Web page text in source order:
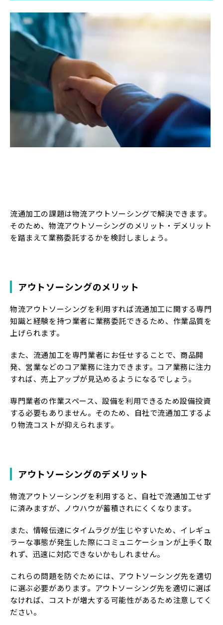
流通加工の課題は物流アウトソーシングで解決できます。
そのため、物流アウトソーシングのメリット・デメリット
を踏まえて業務委託するかを検討しましょう。
アウトソーシングのメリット
物流アウトソーシングを利用すれば流通加工に関する専門
知識と経験を持つ業者に業務委託できるため、作業品質を
上げられます。
また、流通加工を専門業者にお任せすることで、商品開
発、営業などのコア業務に注力できます。コア業務に注力
すれば、売上アップが見込めるようになるでしょう。
専門業者の作業スペース、設備を利用できるため設備投資
する必要もありません。そのため、自社で流通加工するよ
り物流コストが抑えられます。
アウトソーシングのデメリット
物流アウトソーシングを利用すると、自社で流通加工せず
に済みますが、ノウハウが蓄積されにくくなります。
また、情報伝達にタイムラグが生じやすいため、イレギュ
ラーな事態が発生した際にコミュニケーションが上手く取
れず、迅速に対応できないかもしれません。
これらの問題を防ぐためには、アウトソーシング先を適切
に選ぶ必要があります。アウトソーシング先を適切に選ば
なければ、コストが増大する可能性があるため注意してく
ださい。